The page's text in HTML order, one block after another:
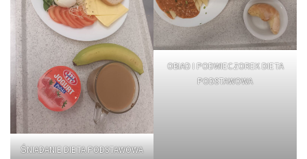
ŚNIADANIE DIETA PODSTAWOWA
OBIAD I PODWIECZOREK DIETA
PODSTAWOWA